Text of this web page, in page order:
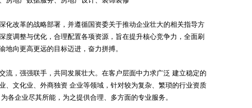
化改革的战略部署，并遵循国资委关于推动企业壮大的相关指导方
调整与优化，合理配置各项资源，旨在提升核心竞争力，全面刷
向更高更远的目标迈进，奋力拼搏。
流，强强联手，共同发展壮大。在客户层面中力求广泛 建立稳定的
、文化业、外商独资 企业等领域，针对较为复杂、繁琐的行业资质
各企业尽其所能，为之提供合理、多方面的专业服务。